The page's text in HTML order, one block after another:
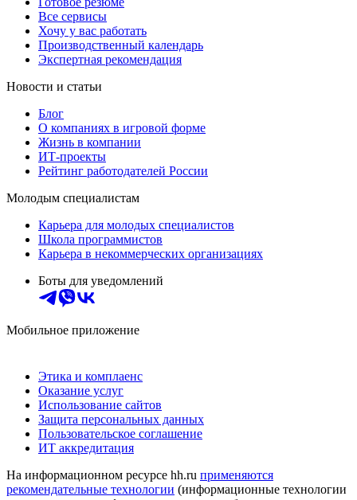
Все сервисы
Хочу у вас работать
Производственный календарь
Экспертная рекомендация
Новости и статьи
Блог
О компаниях в игровой форме
Жизнь в компании
ИТ-проекты
Рейтинг работодателей России
Молодым специалистам
Карьера для молодых специалистов
Школа программистов
Карьера в некоммерческих организациях
Боты для уведомлений
Мобильное приложение
Этика и комплаенс
Оказание услуг
Использование сайтов
Защита персональных данных
Пользовательское соглашение
ИТ аккредитация
На информационном ресурсе hh.ru применяются
рекомендательные технологии (информационные технологии